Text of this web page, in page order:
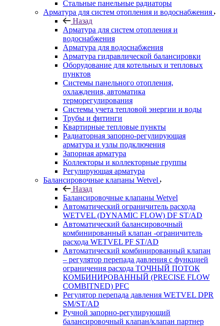
Стальные панельные радиаторы
Арматура для систем отопления и водоснабжения
Назад
Арматура для систем отопления и
водоснабжения
Арматура для водоснабжения
Арматура гидравлической балансировки
Оборудование для котельных и тепловых
пунктов
Системы панельного отопления,
охлаждения, автоматика
терморегулирования
Системы учета тепловой энергии и воды
Трубы и фитинги
Квартирные тепловые пункты
Радиаторная запорно-регулирующая
арматура и узлы подключения
Запорная арматура
Коллекторы и коллекторные группы
Регулирующая арматура
Балансировочные клапаны Wetvel
Назад
Балансировочные клапаны Wetvel
Автоматический ограничитель расхода
WETVEL (DYNAMIC FLOW) DF ST/AD
Автоматический балансировочный
комбинированный клапан -ограничитель
расхода WETVEL PF ST/AD
Автоматический комбинированный клапан
– регулятор перепада давления с функцией
ограничения расхода ТОЧНЫЙ ПОТОК
КОМБИНИРОВАННЫЙ (PRECISE FLOW
COMBIТNED) PFC
Регулятор перепада давления WETVEL DPR
SM/ST/AD
Ручной запорно-регулирующий
балансировочный клапан/клапан партнер